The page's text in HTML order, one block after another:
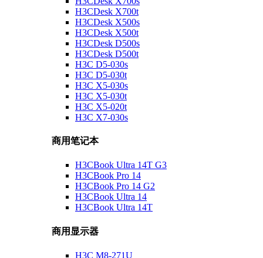
H3CDesk X700t
H3CDesk X500s
H3CDesk X500t
H3CDesk D500s
H3CDesk D500t
H3C D5-030s
H3C D5-030t
H3C X5-030s
H3C X5-030t
H3C X5-020t
H3C X7-030s
商用笔记本
H3CBook Ultra 14T G3
H3CBook Pro 14
H3CBook Pro 14 G2
H3CBook Ultra 14
H3CBook Ultra 14T
商用显示器
H3C M8-271U